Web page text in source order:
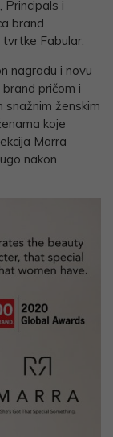
Principals i
brand
Fabular.
nagradu i novu
pričom i
snažnim ženskim
koje
Marra
nakon